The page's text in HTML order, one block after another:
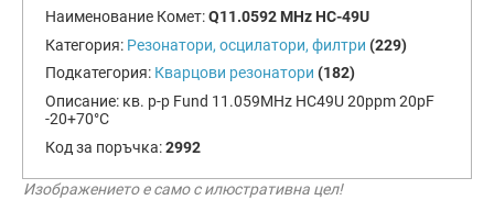
Наименование Комет:Q11.0592 MHz HC-49U
Категория: Резонатори, осцилатори, филтри (229)
Подкатегория: Кварцови резонатори (182)
Описание: кв. р-р Fund 11.059MHz HC49U 20ppm 20pF
-20+70°C
Код за поръчка:2992
Изображението е само с илюстративна цел!